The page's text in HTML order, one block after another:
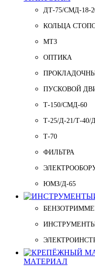
ДТ-75/СМД-18-
КОЛЬЦА
МТЗ
ОПТИКА
ПУСКОВОЙ
Т-150/СМД-60
Т-25/Д-21/Т-40/
Т-70
ФИЛЬТРА
ЮМЗ/Д-65
МАТЕРИАЛ